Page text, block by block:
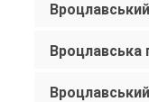
Вроцлавська